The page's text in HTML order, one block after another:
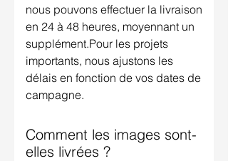
nous pouvons effectuer la livraison
en 24 à 48 heures, moyennant un
supplément.Pour les projets
importants, nous ajustons les
délais en fonction de vos dates de
campagne.
Comment les images sont-
elles livrées ?